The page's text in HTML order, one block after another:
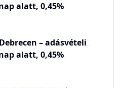
alatt, 0,45%
– adásvételi
alatt, 0,45%